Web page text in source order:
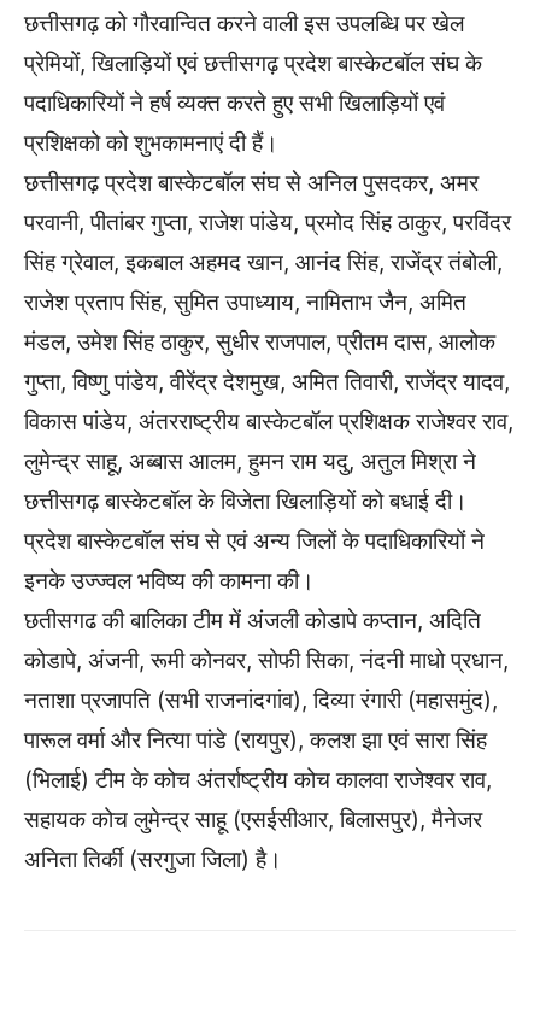
छत्तीसगढ़ को गौरवान्वित करने वाली इस उपलब्धि पर खेल
प्रेमियों, खिलाड़ियों एवं छत्तीसगढ़ प्रदेश बास्केटबॉल संघ के
पदाधिकारियों ने हर्ष व्यक्त करते हुए सभी खिलाड़ियों एवं
प्रशिक्षको को शुभकामनाएं दी हैं।
छत्तीसगढ़ प्रदेश बास्केटबॉल संघ से अनिल पुसदकर, अमर
परवानी, पीतांबर गुप्ता, राजेश पांडेय, प्रमोद सिंह ठाकुर, परविंदर
सिंह ग्रेवाल, इकबाल अहमद खान, आनंद सिंह, राजेंद्र तंबोली,
राजेश प्रताप सिंह, सुमित उपाध्याय, नामिताभ जैन, अमित
मंडल, उमेश सिंह ठाकुर, सुधीर राजपाल, प्रीतम दास, आलोक
गुप्ता, विष्णु पांडेय, वीरेंद्र देशमुख, अमित तिवारी, राजेंद्र यादव,
विकास पांडेय, अंतरराष्ट्रीय बास्केटबॉल प्रशिक्षक राजेश्वर राव,
लुमेन्द्र साहू, अब्बास आलम, हुमन राम यदु, अतुल मिश्रा ने
छत्तीसगढ़ बास्केटबॉल के विजेता खिलाड़ियों को बधाई दी।
प्रदेश बास्केटबॉल संघ से एवं अन्य जिलों के पदाधिकारियों ने
इनके उज्ज्वल भविष्य की कामना की।
छतीसगढ की बालिका टीम में अंजली कोडापे कप्तान, अदिति
कोडापे, अंजनी, रूमी कोनवर, सोफी सिका, नंदनी माधो प्रधान,
नताशा प्रजापति (सभी राजनांदगांव), दिव्या रंगारी (महासमुंद),
पारूल वर्मा और नित्या पांडे (रायपुर), कलश झा एवं सारा सिंह
(भिलाई) टीम के कोच अंतर्राष्ट्रीय कोच कालवा राजेश्वर राव,
सहायक कोच लुमेन्द्र साहू (एसईसीआर, बिलासपुर), मैनेजर
अनिता तिर्की (सरगुजा जिला) है।